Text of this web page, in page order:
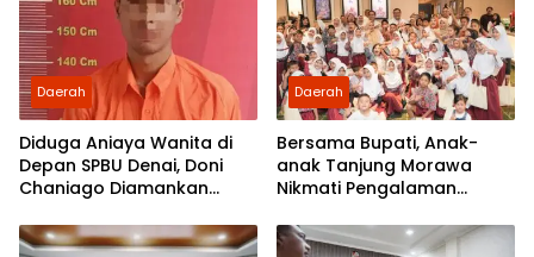
Daerah
Diduga Aniaya Wanita di
Depan SPBU Denai, Doni
Chaniago Diamankan
Daerah
Bersama Bupati, Anak-
anak Tanjung Morawa
Nikmati Pengalaman